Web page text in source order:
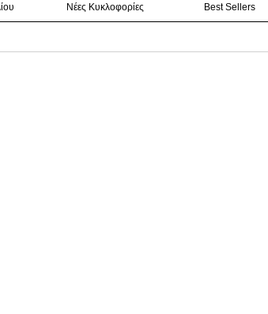
Νέες Κυκλοφορίες Best Sellers